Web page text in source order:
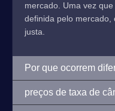
mercado. Uma vez
definida pelo mercado,
justa.
Por que ocorrem
preços de taxa de